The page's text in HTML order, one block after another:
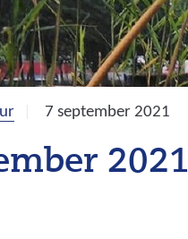
7 september 2021
2021